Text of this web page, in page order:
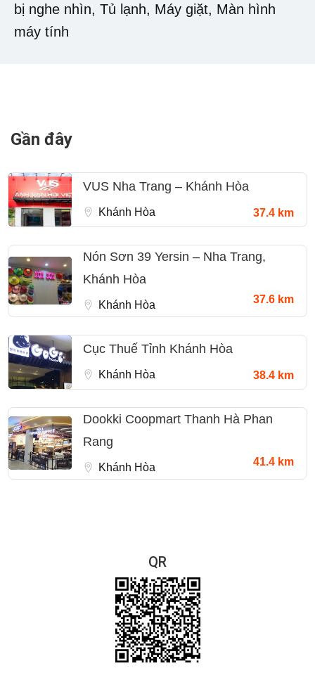
bị nghe nhìn, Tủ lạnh, Máy giặt, Màn hình
máy tính
Gần đây
VUS Nha Trang – Khánh Hòa
Khánh Hòa 37.4 km
Nón Sơn 39 Yersin – Nha Trang,
Khánh Hòa
Khánh Hòa 37.6 km
Cục Thuế Tỉnh Khánh Hòa
Khánh Hòa 38.4 km
Dookki Coopmart Thanh Hà Phan
Rang
Khánh Hòa 41.4 km
QR